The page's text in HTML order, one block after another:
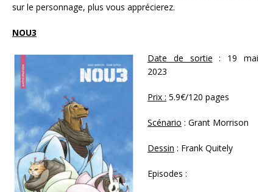
sur le personnage, plus vous apprécierez.
NOU3
Date de sortie : 19 mai
2023
Prix : 5.9€/120 pages
Scénario : Grant Morrison
Dessin : Frank Quitely
Episodes :